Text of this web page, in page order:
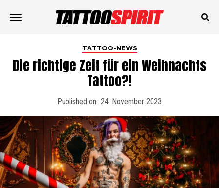
TATTOO-NEWS
Die richtige Zeit für ein Weihnachts
Tattoo?!
Published on 24. November 2023